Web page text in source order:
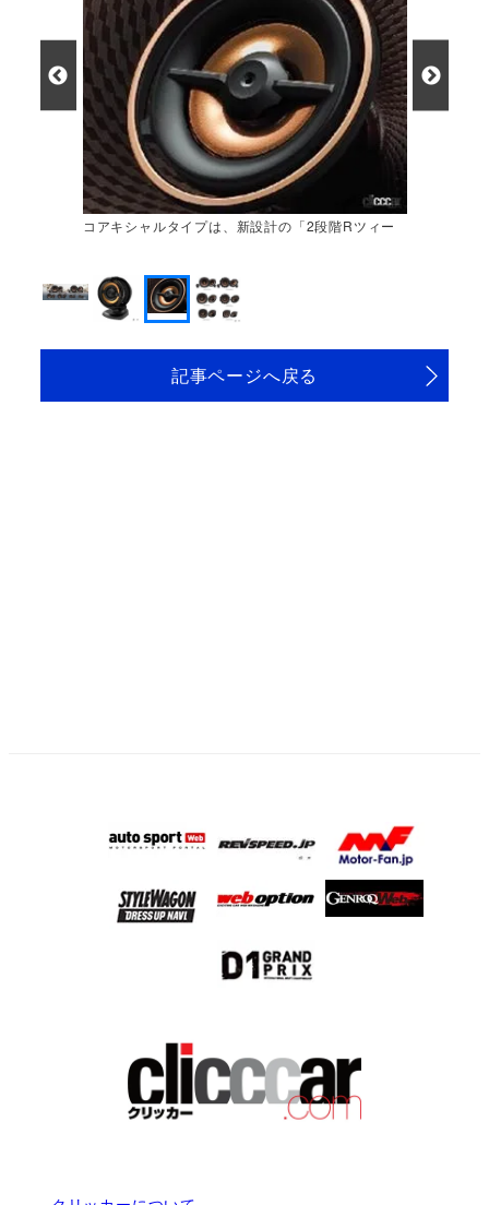
コアキシャルタイプは、新設計の「2段階Rツィー
記事ページへ戻る